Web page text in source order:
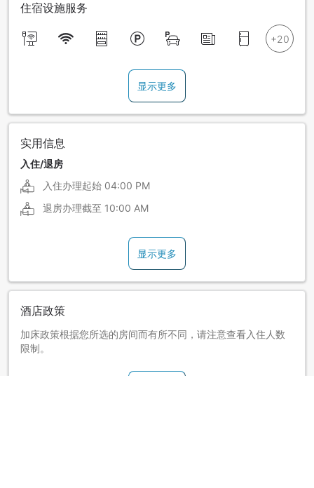
住宿设施服务
显示更多
实用信息
入住/退房
入住办理起始 04:00 PM
退房办理截至 10:00 AM
显示更多
酒店政策
加床政策根据您所选的房间而有所不同，请注意查看入住人数
限制。